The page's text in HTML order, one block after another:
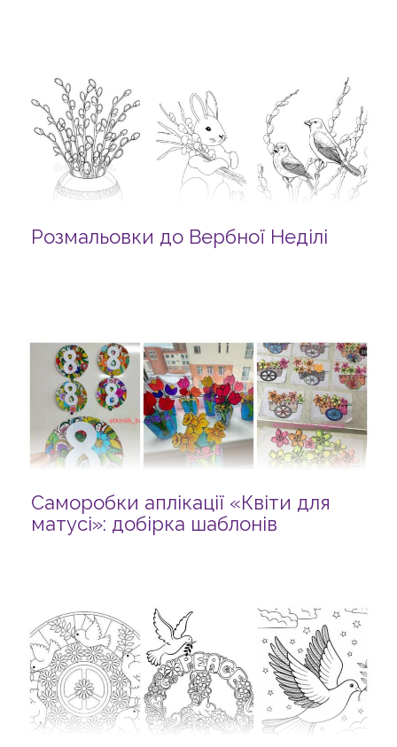
Розмальовки до Вербної Неділі
Саморобки аплікації «Квіти для
матусі»: добірка шаблонів